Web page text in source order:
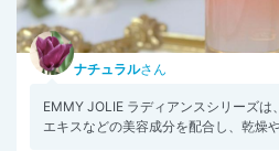
ナチュラルさん
EMMY JOLIE ラディアンスシリーズ
エキスなどの美容成分を配合し、乾燥